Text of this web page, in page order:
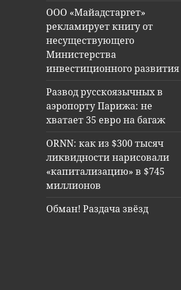
ООО «Майадстаргет»
рекламирует книгу от
несуществующего
Министерства
инвестиционного развития
Развод русскоязычных в
аэропорту Парижа: не
хватает 35 евро на багаж
ORNN: как из $300 тысяч
ликвидности нарисовали
«капитализацию» в $745
миллионов
Обман! Раздача звёзд